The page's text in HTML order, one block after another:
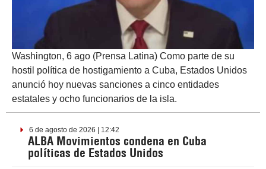
Washington, 6 ago (Prensa Latina) Como parte de su
hostil política de hostigamiento a Cuba, Estados Unidos
anunció hoy nuevas sanciones a cinco entidades
estatales y ocho funcionarios de la isla.
6 de agosto de 2026 | 12:42
ALBA Movimientos condena en Cuba
políticas de Estados Unidos